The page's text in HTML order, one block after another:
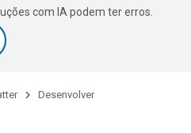
com IA podem ter erros.
Desenvolver